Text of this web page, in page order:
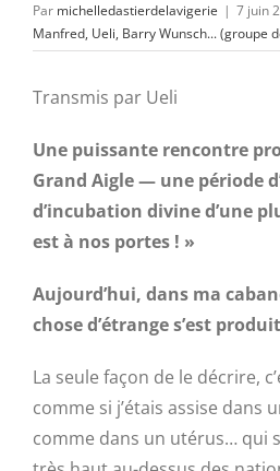
Par michelledastierdelavigerie | 7 juin
Manfred, Ueli, Barry Wunsch... (groupe
Transmis par Ueli
Une puissante rencontre
Grand Aigle — une période
d’incubation divine d’une
est à nos portes ! »
Aujourd’hui, dans ma
chose d’étrange s’est
La seule façon de le décrire,
comme si j’étais assise dans
comme dans un utérus… qui